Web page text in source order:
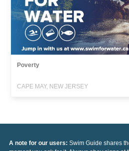
Poverty
CAPE MAY, NEW JERSEY
A note for our users: Swim Guide shares